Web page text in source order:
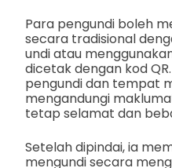
Para pengundi boleh
secara tradisional
undi atau
dicetak dengan kod
pengundi dan tempat
mengandungi
tetap selamat dan
Setelah dipindai, ia
mengundi secara